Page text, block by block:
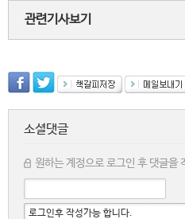
관련기사보기
소셜댓글
원하는 계정으로 로그인 후 댓글을